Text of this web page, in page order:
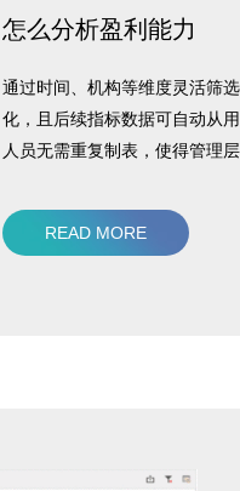
怎么分析盈利能力
通过时间、机构等维度灵活筛
化，且后续指标数据可自动从
人员无需重复制表，使得管理
READ MORE